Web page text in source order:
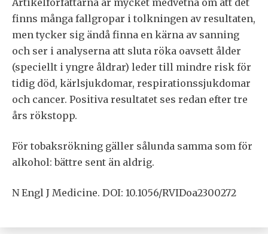
finns många fallgropar i tolkningen av resultaten,
men tycker sig ändå finna en kärna av sanning
och ser i analyserna att sluta röka oavsett ålder
(speciellt i yngre åldrar) leder till mindre risk för
tidig död, kärlsjukdomar, respirationssjukdomar
och cancer. Positiva resultatet ses redan efter tre
års rökstopp.
För tobaksrökning gäller sålunda samma som för
alkohol: bättre sent än aldrig.
N Engl J Medicine. DOI: 10.1056/RVIDoa2300272